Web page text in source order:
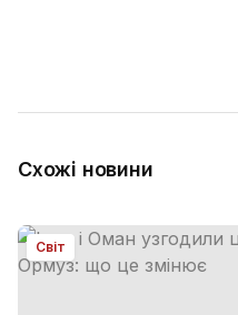
Схожі новини
Світ